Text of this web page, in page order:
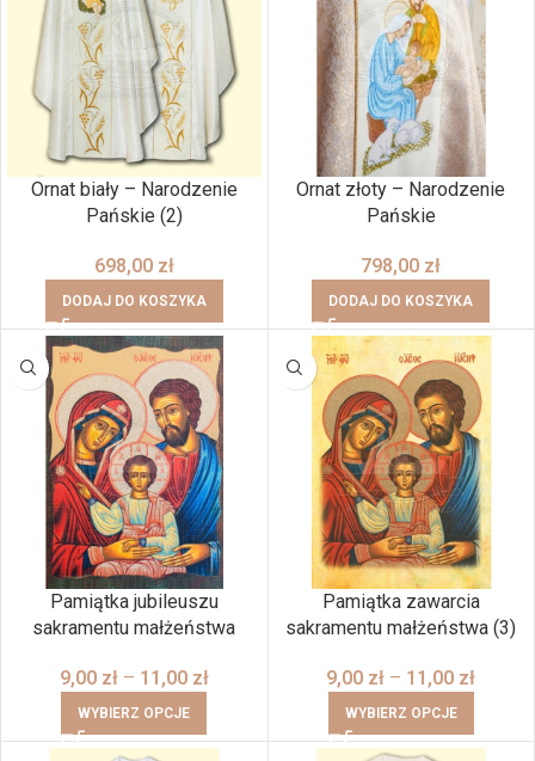
Ornat biały – Narodzenie
Pańskie (2)
698,00 zł
DODAJ DO KOSZYKA
Ornat złoty – Narodzenie
Pańskie
798,00 zł
DODAJ DO KOSZYKA
Pamiątka jubileuszu
sakramentu małżeństwa
9,00 zł – 11,00 zł
WYBIERZ OPCJE
Pamiątka zawarcia
sakramentu małżeństwa (3)
9,00 zł – 11,00 zł
WYBIERZ OPCJE